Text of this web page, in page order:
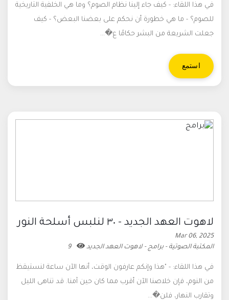
في هذا اللقاء: - كيف جاء إلينا نظام الصوم؟ وما هي الخلفية التاريخية
للصوم؟ - ما هي خطورة أن نحكم على بعضنا البعض؟ - كيف
جعلت الشريعة من البشر حكامًا ع�...
استمع
لاهوت العهد الجديد - ٣٠ لنلبس أسلحة النور
Mar 06, 2025
المكتبة الصوتية - برامج - لاهوت العهد الجديد
9
في هذا اللقاء: - "هذا وإنكم عارفون الوقت، أنها الآن ساعة لنستيقظ
من النوم، فإن خلاصنا الآن أقرب مما كان حين آمنا. قد تناهى الليل
وتقارب النهار، فلن�...